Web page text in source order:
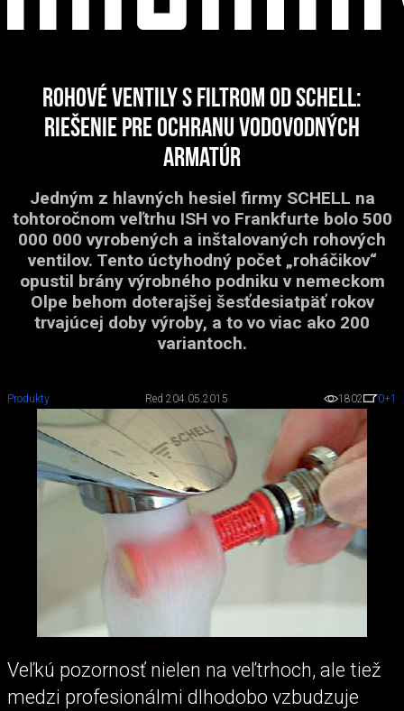
Rohové ventily s filtrom od SCHELL:
Riešenie pre ochranu vodovodných
armatúr
Jedným z hlavných hesiel firmy SCHELL na
tohtoročnom veľtrhu ISH vo Frankfurte bolo 500
000 000 vyrobených a inštalovaných rohových
ventilov. Tento úctyhodný počet „roháčikov“
opustil brány výrobného podniku v nemeckom
Olpe behom doterajšej šesťdesiatpäť rokov
trvajúcej doby výroby, a to vo viac ako 200
variantoch.
Produkty Red 204.05.2015 1802 0+1
Veľkú pozornosť nielen na veľtrhoch, ale tiež
medzi profesionálmi dlhodobo vzbudzuje